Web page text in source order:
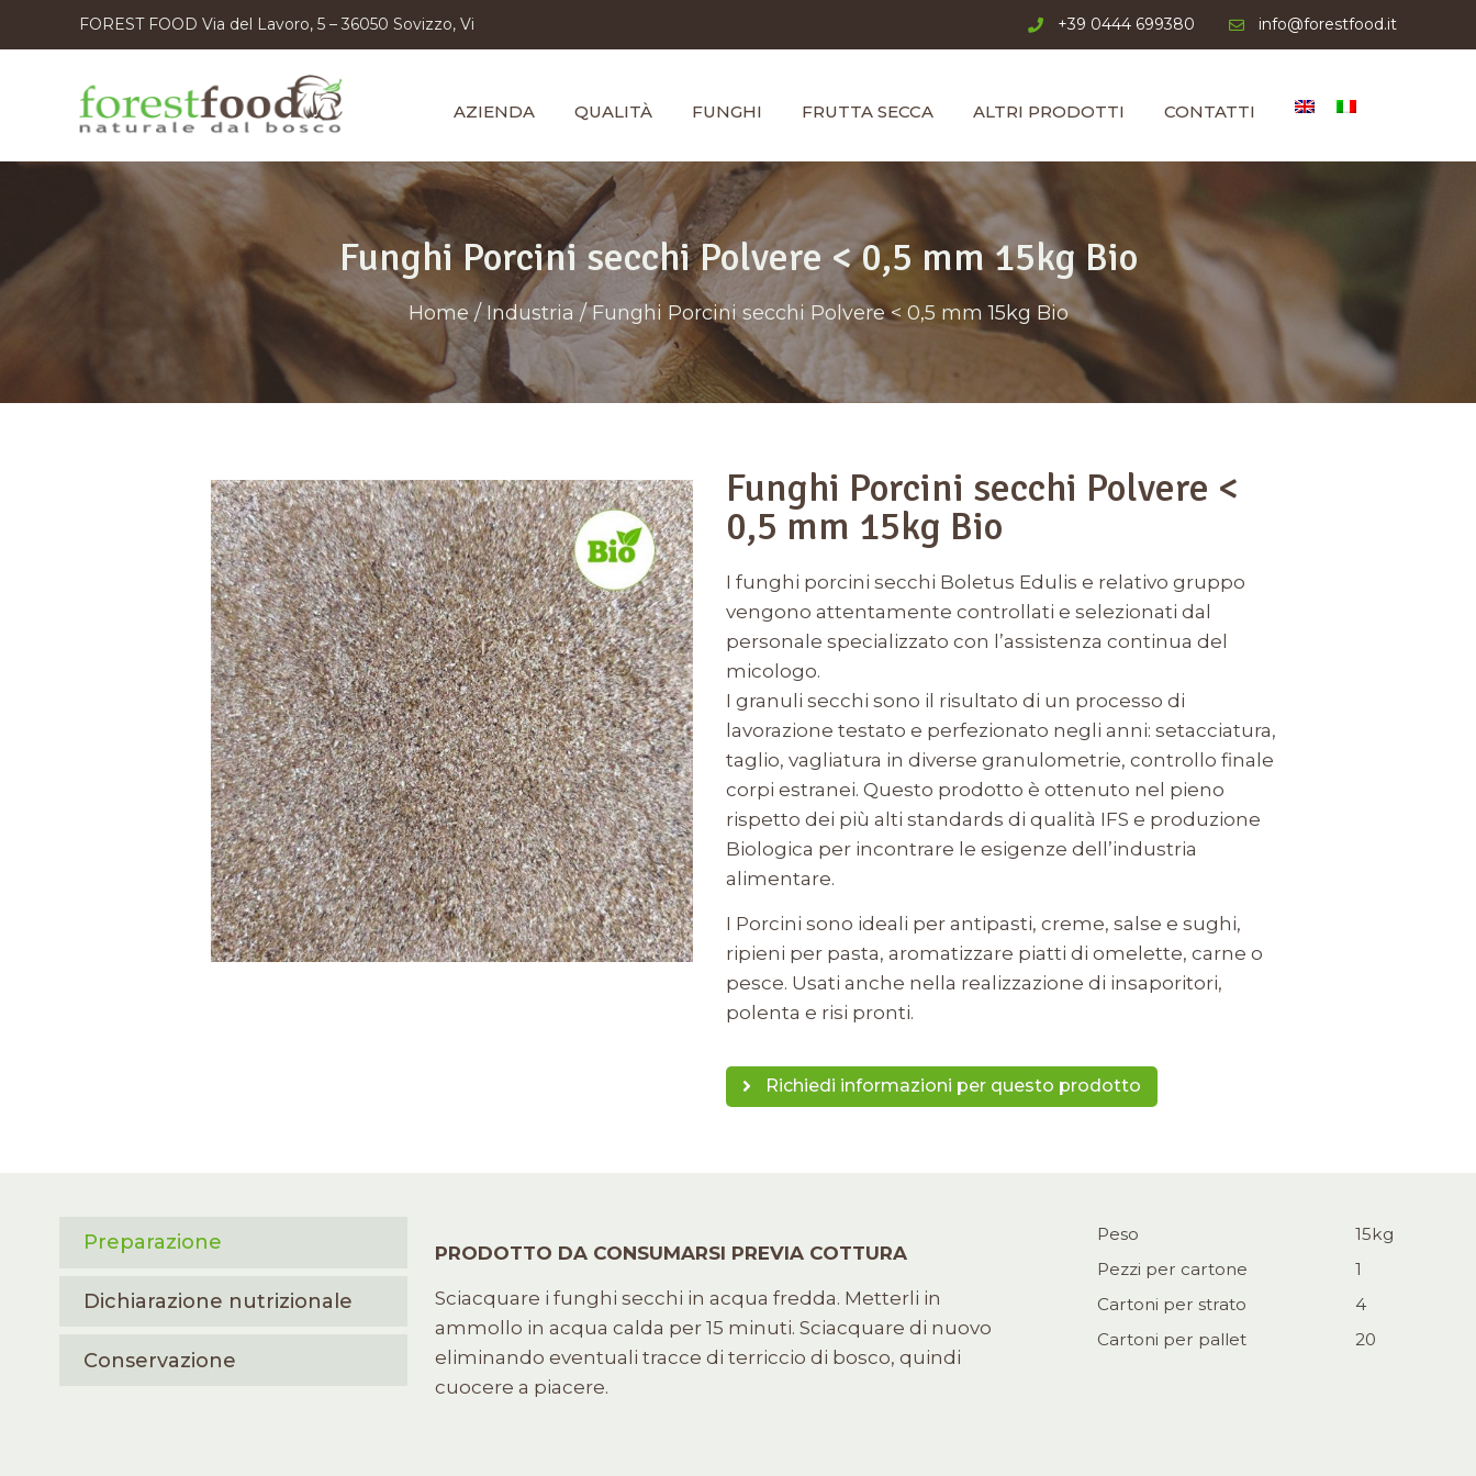
FOREST FOOD Via del Lavoro, 5 – 36050 Sovizzo, Vi +39 0444 699380 info@forestfood.it
AZIENDA QUALITÀ FUNGHI FRUTTA SECCA ALTRI PRODOTTI CONTATTI
Funghi Porcini secchi Polvere < 0,5 mm 15kg Bio
Home/ Industria / Funghi Porcini secchi Polvere < 0,5 mm 15kg Bio
Funghi Porcini secchi Polvere <
0,5 mm 15kg Bio
I funghi porcini secchi Boletus Edulis e relativo gruppo
vengono attentamente controllati e selezionati dal
personale specializzato con l’assistenza continua del
micologo.
I granuli secchi sono il risultato di un processo di
lavorazione testato e perfezionato negli anni: setacciatura,
taglio, vagliatura in diverse granulometrie, controllo finale
corpi estranei. Questo prodotto è ottenuto nel pieno
rispetto dei più alti standards di qualità IFS e produzione
Biologica per incontrare le esigenze dell’industria
alimentare.
I Porcini sono ideali per antipasti, creme, salse e sughi,
ripieni per pasta, aromatizzare piatti di omelette, carne o
pesce. Usati anche nella realizzazione di insaporitori,
polenta e risi pronti.
Richiedi informazioni per questo prodotto
Preparazione
Dichiarazione nutrizionale
Conservazione
PRODOTTO DA CONSUMARSI PREVIA COTTURA
Sciacquare i funghi secchi in acqua fredda. Metterli in
ammollo in acqua calda per 15 minuti. Sciacquare di nuovo
eliminando eventuali tracce di terriccio di bosco, quindi
cuocere a piacere.
Peso
15kg
Pezzi per cartone
1
Cartoni per strato
4
Cartoni per pallet
20